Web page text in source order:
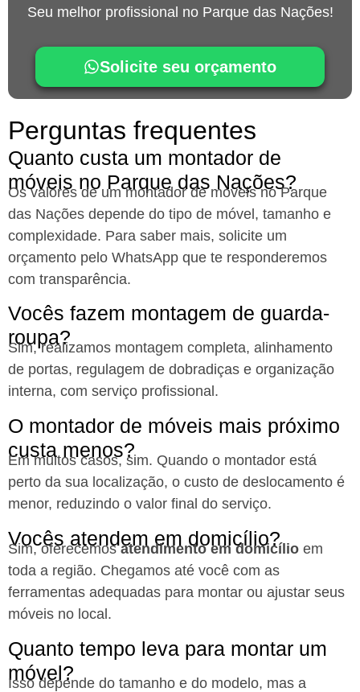
Seu melhor profissional no Parque das Nações!
Solicite seu orçamento
Perguntas frequentes
Quanto custa um montador de
móveis no Parque das Nações?
Os valores de um montador de móveis no Parque
das Nações depende do tipo de móvel, tamanho e
complexidade. Para saber mais, solicite um
orçamento pelo WhatsApp que te responderemos
com transparência.
Vocês fazem montagem de guarda-
roupa?
Sim, realizamos montagem completa, alinhamento
de portas, regulagem de dobradiças e organização
interna, com serviço profissional.
O montador de móveis mais próximo
custa menos?
Em muitos casos, sim. Quando o montador está
perto da sua localização, o custo de deslocamento é
menor, reduzindo o valor final do serviço.
Vocês atendem em domicílio?
Sim, oferecemosatendimento em domicílio em
toda a região. Chegamos até você com as
ferramentas adequadas para montar ou ajustar seus
móveis no local.
Quanto tempo leva para montar um
móvel?
Isso depende do tamanho e do modelo, mas a